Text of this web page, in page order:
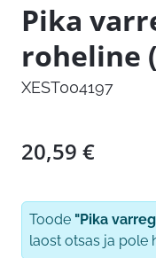
Pika
roheline
XEST004197
20,59 €
Toode "Pika
laost otsas ja pole